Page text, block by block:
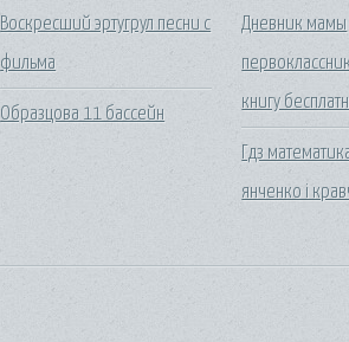
Воскресший эртугрул песни с
фильма
Образцова 11 бассейн
Дневник мамы
книгу
Гдз
янченко і